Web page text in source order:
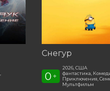
Снегур
0 +
2026, США
фантастика,
Приключения,
Мультфильм